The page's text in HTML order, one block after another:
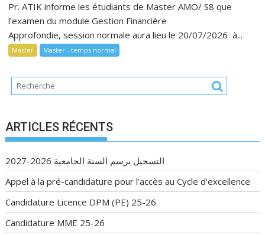
Pr. ATIK informe les étudiants de Master AMO/ S8 que
l’examen du module Gestion Financière
Approfondie, session normale aura lieu le 20/07/2026 à...
Master Master - temps normal
ARTICLES RÉCENTS
التسجيل برسم السنة الجامعية 2026-2027
Appel à la pré-candidature pour l’accès au Cycle d’excellence
Candidature Licence DPM (PE) 25-26
Candidature MME 25-26